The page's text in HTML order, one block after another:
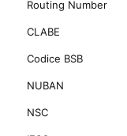
Routing Number
CLABE
Codice BSB
NUBAN
NSC